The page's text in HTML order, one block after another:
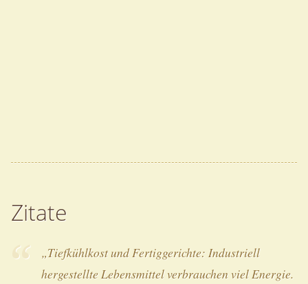
Zitate
„Tiefkühlkost und Fertiggerichte: Industriell
hergestellte Lebensmittel verbrauchen viel Energie.